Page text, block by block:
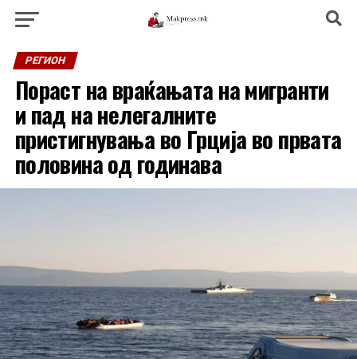
РЕГИОН
Пораст на враќањата на мигранти
и пад на нелегалните
пристигнувања во Грција во првата
половина од годинава